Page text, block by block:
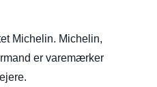
Michelin. Michelin,
er varemærker